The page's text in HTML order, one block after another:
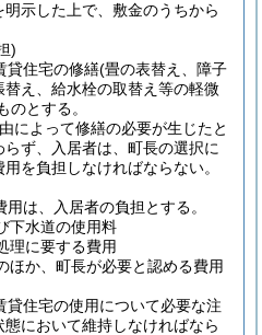
示した上で、敷金のうちから
)
貸住宅の修繕(畳の表替え、障子
え、給水栓の取替え等の軽微
のとする。
によって修繕の必要が生じたと
ず、入居者は、町長の選択に
を負担しなければならない。
用は、入居者の負担とする。
下水道の使用料
理に要する費用
ほか、町長が必要と認める費用
貸住宅の使用について必要な注
において維持しなければなら